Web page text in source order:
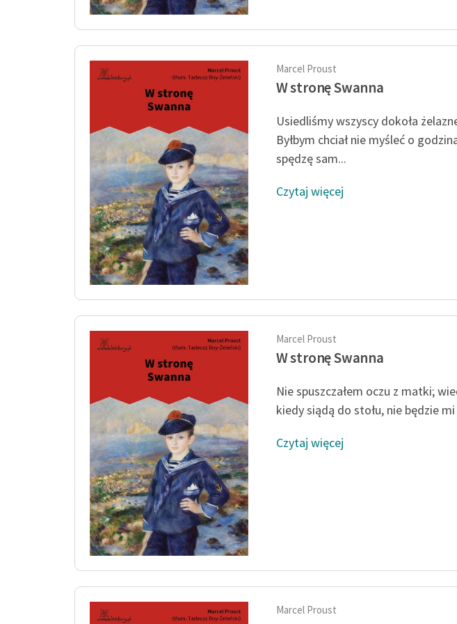
Marcel Proust
W stronę Swanna
Usiedliśmy wszyscy dokoła
Byłbym chciał nie myśleć o
spędzę sam...
Czytaj więcej
Marcel Proust
W stronę Swanna
Nie spuszczałem oczu z matki;
kiedy siądą do stołu, nie będzie
Czytaj więcej
Marcel Proust